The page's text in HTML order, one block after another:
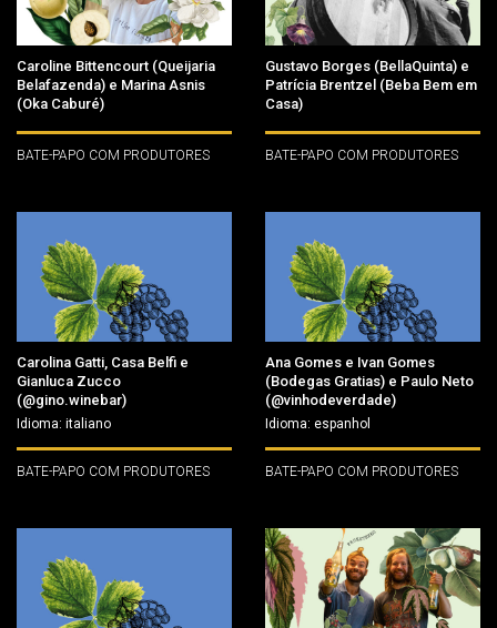
Caroline Bittencourt (Queijaria
Belafazenda) e Marina Asnis
(Oka Caburé)
BATE-PAPO COM PRODUTORES
Gustavo Borges (BellaQuinta) e
Patrícia Brentzel (Beba Bem em
Casa)
BATE-PAPO COM PRODUTORES
Carolina Gatti, Casa Belfi e
Gianluca Zucco
(@gino.winebar)
Idioma: italiano
BATE-PAPO COM PRODUTORES
Ana Gomes e Ivan Gomes
(Bodegas Gratias) e Paulo Neto
(@vinhodeverdade)
Idioma: espanhol
BATE-PAPO COM PRODUTORES